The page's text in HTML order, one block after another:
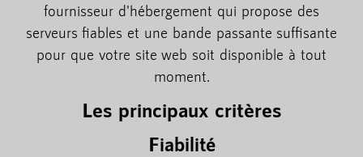
fournisseur d'hébergement qui propose des
serveurs fiables et une bande passante suffisante
pour que votre site web soit disponible à tout
moment.
Les principaux critères
Fiabilité